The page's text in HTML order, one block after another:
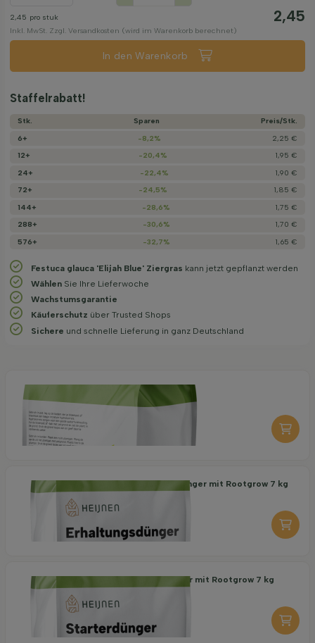
2,45 pro stuk 2,45
Inkl. MwSt. Zzgl. Versandkosten (wird im Warenkorb berechnet)
In den Warenkorb
Staffelrabatt!
Stk. Sparen
Preis/­Stk.
6+
-8,2%
2,25 €
12+
-20,4%
1,95 €
24+
-22,4%
1,90 €
72+
-24,5%
1,85 €
144+
-28,6%
1,75 €
288+
-30,6%
1,70 €
576+
-32,7% 1,65 €
Festuca glauca 'Elijah Blue' Ziergras kann jetzt gepflanzt werden
Wählen Sie Ihre Lieferwoche
Wachstums­garantie
Käuferschutz über Trusted Shops
Sichere und schnelle Lieferung in ganz Deutschland
Organische Pflanzerde 40 l
6,95
-
Organischer Erhaltungsdünger mit Rootgrow 7 kg
Organischer Starterdünger mit Rootgrow 7 kg